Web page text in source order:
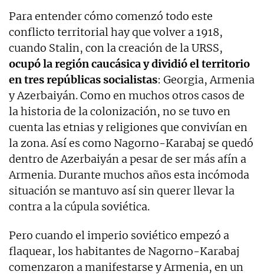
Para entender cómo comenzó todo este
conflicto territorial hay que volver a 1918,
cuando Stalin, con la creación de la URSS,
ocupó la región caucásica y dividió el territorio
en tres repúblicas socialistas: Georgia, Armenia
y Azerbaiyán. Como en muchos otros casos de
la historia de la colonización, no se tuvo en
cuenta las etnias y religiones que convivían en
la zona. Así es como Nagorno-Karabaj se quedó
dentro de Azerbaiyán a pesar de ser más afín a
Armenia. Durante muchos años esta incómoda
situación se mantuvo así sin querer llevar la
contra a la cúpula soviética.
Pero cuando el imperio soviético empezó a
flaquear, los habitantes de Nagorno-Karabaj
comenzaron a manifestarse y Armenia, en un